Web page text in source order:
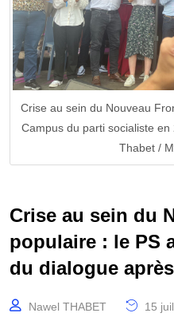
Crise au sein du Nouveau
Campus du parti socialiste
Thabet /
Crise au sein du
populaire : le PS
du dialogue
Nawel THABET 15